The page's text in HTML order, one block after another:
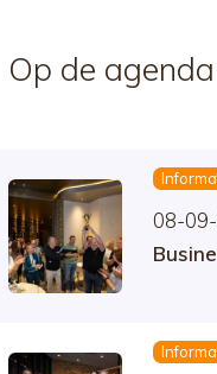
Op de agenda
08-